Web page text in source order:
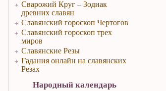
Сварожий Круг – Зодиак
древних славян
Славянский гороскоп Чертогов
Славянский гороскоп трех
миров
Славянские Резы
Гадания онлайн на славянских
Резах
Народный календарь